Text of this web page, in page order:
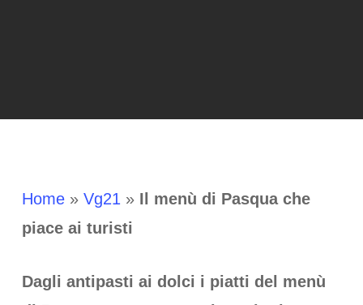
Home» Vg21 » Il menù di Pasqua che
piace ai turisti
Dagli antipasti ai dolci i piatti del menù